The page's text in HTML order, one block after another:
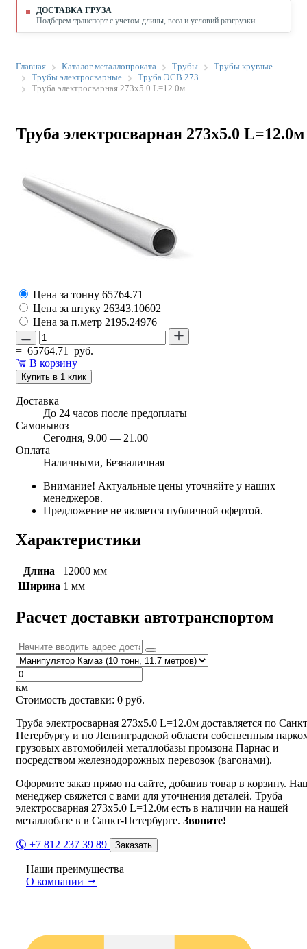
ДОСТАВКА ГРУЗА
Подберем транспорт с учетом длины, веса и условий разгрузки.
Главная Каталог металлопроката Трубы
Трубы круглые
Трубы электросварные
Труба ЭСВ 273
Труба электросварная 273х5.0 L=12.0м
Труба электросварная 273х5.0 L=12.0м
Цена за тонну 65764.71
Цена за штуку 26343.10602
Цена за п.метр 2195.24976
= 65764.71
руб.
В корзину
Купить в 1 клик
Доставка
До 24 часов после предоплаты
Самовывоз
Сегодня, 9.00 — 21.00
Оплата
Наличными, Безналичная
Внимание! Актуальные цены уточняйте у наших
менеджеров.
Предложение не является публичной офертой.
Характеристики
Длина
12000 мм
Ширина 1 мм
Расчет доставки автотранспортом
км
Стоимость доставки: 0 руб.
Труба электросварная 273х5.0 L=12.0м доставляется по
Петербургу и по Ленинградской области собственным
грузовых автомобилей металлобазы промзона Парнас и
посредством железнодорожных перевозок (вагонами).
Оформите заказ прямо на сайте, добавив товар в корзину.
менеджер свяжется с вами для уточнения деталей. Труба
электросварная 273х5.0 L=12.0м есть в наличии на нашей
металлобазе в в Санкт-Петербурге. Звоните!
+7 812 237 39 89 Заказать
Наши преимущества
О компании